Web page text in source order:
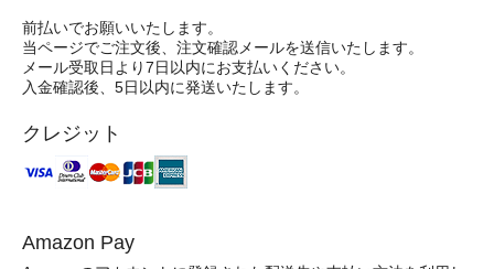
前払いでお願いいたします。
当ページでご注文後、注文確認メールを送信いたします。
メール受取日より7日以内にお支払いください。
入金確認後、5日以内に発送いたします。
クレジット
Amazon Pay